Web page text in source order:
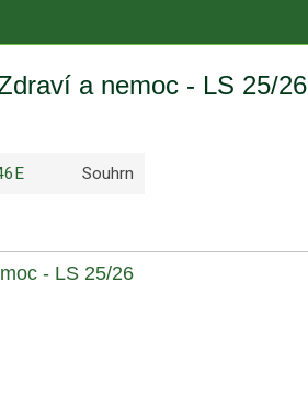
a nemoc - LS 25/26
Souhrn
- LS 25/26